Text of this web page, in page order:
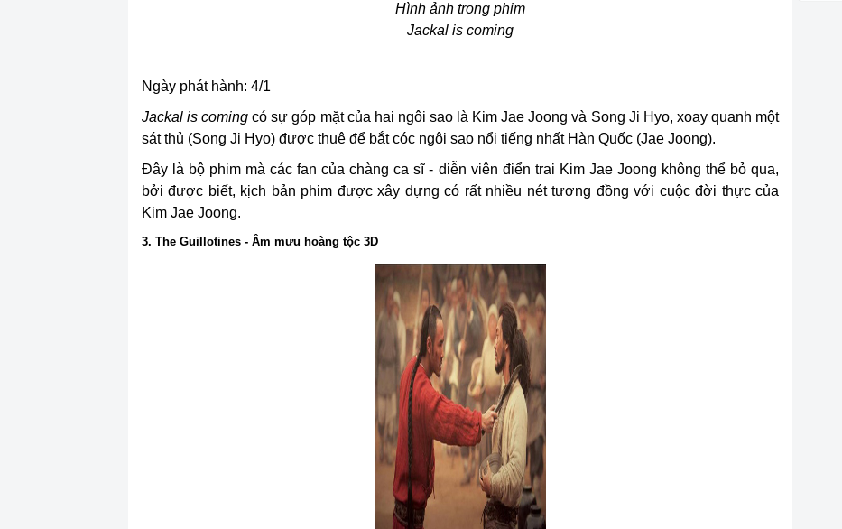
Hình ảnh trong phim
Jackal is coming
Ngày phát hành: 4/1
Jackal is coming có sự góp mặt của hai ngôi sao là Kim Jae Joong và Song Ji Hyo, xoay quanh một
sát thủ (Song Ji Hyo) được thuê để bắt cóc ngôi sao nổi tiếng nhất Hàn Quốc (Jae Joong).
Đây là bộ phim mà các fan của chàng ca sĩ - diễn viên điển trai Kim Jae Joong không thể bỏ qua,
bởi được biết, kịch bản phim được xây dựng có rất nhiều nét tương đồng với cuộc đời thực của
Kim Jae Joong.
3. The Guillotines - Âm mưu hoàng tộc 3D